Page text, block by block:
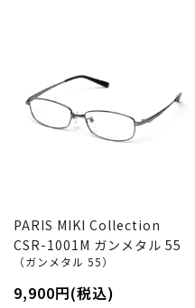
PARIS MIKI Collection
CSR-1001M ガンメタル 55
（ガンメタル 55）
9,900円(税込)